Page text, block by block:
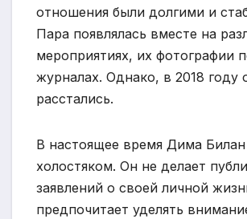
отношения были долгими и
Пара появлялась вместе на
мероприятиях, их фотографии
журналах. Однако, в 2018 году
расстались.
В настоящее время Дима Билан
холостяком. Он не делает
заявлений о своей личной
предпочитает уделять